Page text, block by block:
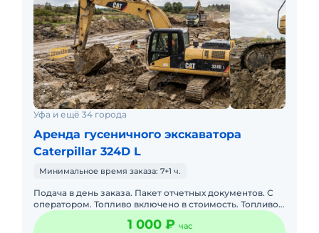
Уфа и ещё 34 города
Аренда гусеничного экскаватора
Caterpillar 324D L
Минимальное время заказа: 7+1 ч.
Подача в день заказа. Пакет отчетных документов. С
оператором. Топливо включено в стоимость. Топливо
оплачивается отдельно. Долгосрочная аренда.
Краткосрочная а
1 000 ₽ час